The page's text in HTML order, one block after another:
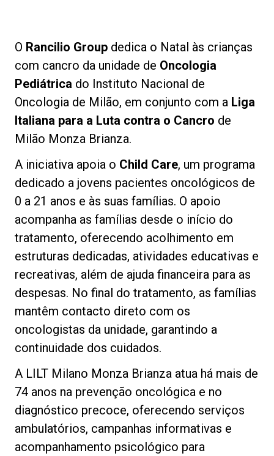
O Rancilio Group dedica o Natal às crianças
com cancro da unidade de Oncologia
Pediátrica do Instituto Nacional de
Oncologia de Milão, em conjunto com a Liga
Italiana para a Luta contra o Cancro de
Milão Monza Brianza.
A iniciativa apoia o Child Care, um programa
dedicado a jovens pacientes oncológicos de
0 a 21 anos e às suas famílias. O apoio
acompanha as famílias desde o início do
tratamento, oferecendo acolhimento em
estruturas dedicadas, atividades educativas e
recreativas, além de ajuda financeira para as
despesas. No final do tratamento, as famílias
mantêm contacto direto com os
oncologistas da unidade, garantindo a
continuidade dos cuidados.
A LILT Milano Monza Brianza atua há mais de
74 anos na prevenção oncológica e no
diagnóstico precoce, oferecendo serviços
ambulatórios, campanhas informativas e
acompanhamento psicológico para
Nossos laboratórios
Sustentabilidade
Connect
Contacte-nos
Política de Privacidade